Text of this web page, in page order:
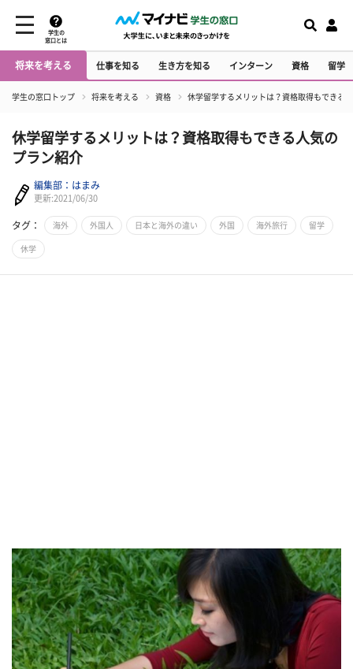
学生の
窓口とは
将来を考える 仕事を知る 生き方を知る インターン 資格 留学
学生の窓口トップ 将来を考える 資格 休学留学するメリットは？資格取得もできる
休学留学するメリットは？資格取得もできる人気の
プラン紹介
編集部：はまみ
更新:2021/06/30
タグ： 海外 外国人 日本と海外の違い 外国 海外旅行 留学
休学